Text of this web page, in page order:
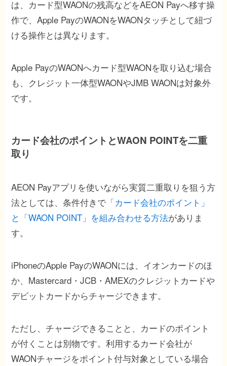
は、カード型WAONの残高などをAEON Payへ移す操
作で、Apple PayのWAONをWAONタッチとして紐づ
ける操作とは異なります。
Apple PayのWAONへカード型WAONを取り込む場合
も、クレジット一体型WAONやJMB WAONは対象外
です。
カード会社のポイントとWAON POINTを二重
取り
AEON Payアプリを使いながら実質二重取りを狙う方
法としては、条件付きで 「カード会社のポイント」
と「WAON POINT」を組み合わせる方法がありま
す。
iPhoneのApple PayのWAONには、イオンカードのほ
か、Mastercard・JCB・AMEXのクレジットカードや
デビットカードからチャージできます。
ただし、チャージできることと、カードのポイント
が付くことは別物です。利用するカード会社が
WAONチャージをポイント付与対象としている場合